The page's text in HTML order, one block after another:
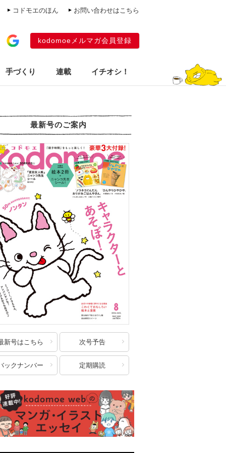
コドモエのほん お問い合わせはこちら
kodomoeメルマガ会員登録
手づくり 連載 イチオシ！
最新号のご案内
新号はこちら 次号予告
ックナンバー 定期購読